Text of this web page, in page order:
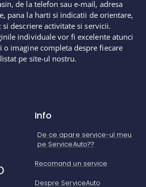
de la telefon sau e-mail, adresa
pana la harti si indicatii de orientare,
descriere activitate si servicii.
individuale vor fi excelente atunci
o imagine completa despre fiecare
pe site-ul nostru.
Info
De ce apare service-ul meu
pe ServiceAuto??
Recomand un service
Despre ServiceAuto